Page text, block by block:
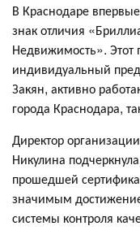
В Краснодаре
знак отличия
Недвижимость». Этот
индивидуальный
Закян, активно
города Краснодара,
Директор
Никулина
прошедшей
значимым
системы контроля